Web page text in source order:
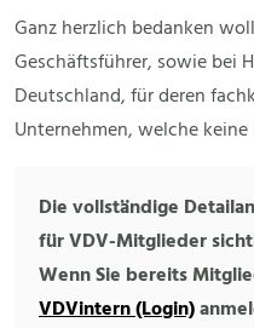
Ganz herzlich bedanken
Geschäftsführer, sowie bei
Deutschland, für deren
Unternehmen, welche
Die vollständige
für VDV-Mitglieder
Wenn Sie bereits
VDVintern (Login)